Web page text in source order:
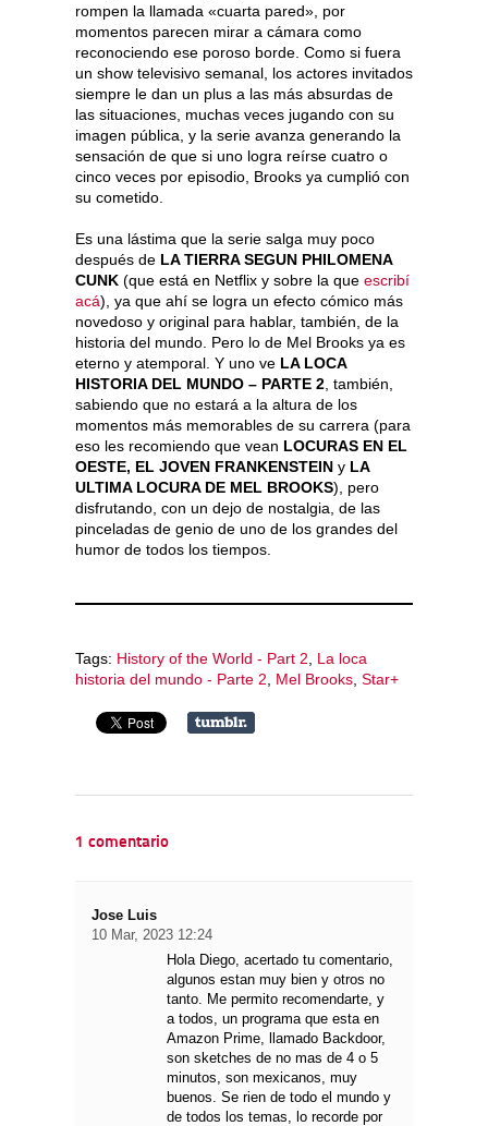
rompen la llamada «cuarta pared», por
momentos parecen mirar a cámara como
reconociendo ese poroso borde. Como si fuera
un show televisivo semanal, los actores invitados
siempre le dan un plus a las más absurdas de
las situaciones, muchas veces jugando con su
imagen pública, y la serie avanza generando la
sensación de que si uno logra reírse cuatro o
cinco veces por episodio, Brooks ya cumplió con
su cometido.
Es una lástima que la serie salga muy poco
después de LA TIERRA SEGUN PHILOMENA
CUNK (que está en Netflix y sobre la que escribí
acá), ya que ahí se logra un efecto cómico más
novedoso y original para hablar, también, de la
historia del mundo. Pero lo de Mel Brooks ya es
eterno y atemporal. Y uno ve LA LOCA
HISTORIA DEL MUNDO – PARTE 2 , también,
sabiendo que no estará a la altura de los
momentos más memorables de su carrera (para
eso les recomiendo que vean LOCURAS EN EL
OESTE, EL JOVEN FRANKENSTEIN y LA
ULTIMA LOCURA DE MEL BROOKS), pero
disfrutando, con un dejo de nostalgia, de las
pinceladas de genio de uno de los grandes del
humor de todos los tiempos.
Tags: History of the World - Part 2
La loca
historia del mundo - Parte 2
Mel Brooks Star+
1 comentario
Jose Luis
10 Mar, 2023 12:24
Hola Diego, acertado tu comentario,
algunos estan muy bien y otros no
tanto. Me permito recomendarte, y
a todos, un programa que esta en
Amazon Prime, llamado Backdoor,
son sketches de no mas de 4 o 5
minutos, son mexicanos, muy
buenos. Se rien de todo el mundo y
de todos los temas, lo recorde por